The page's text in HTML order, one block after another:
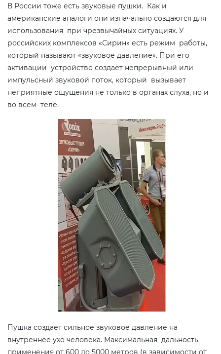
В России тоже есть звуковые пушки. Как и
американские аналоги они изначально создаются для
использования при чрезвычайных ситуациях. У
российских комплексов «Сирин» есть режим работы,
который называют «звуковое давление». При его
активации устройство создаёт непрерывный или
импульсный звуковой поток, который вызывает
неприятные ощущения не только в органах слуха, но и
во всем теле.
Пушка создает сильное звуковое давление на
внутреннее ухо человека. Максимальная дальность
применения от 600 до 5000 метров (в зависимости от